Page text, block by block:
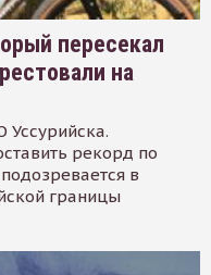
пересекал
на
Уссурийска.
рекорд по
в
границы